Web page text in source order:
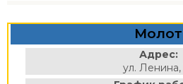
Молот
Адрес:
ул. Ленина,